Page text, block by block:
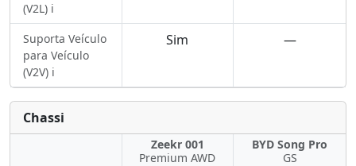
(V2L) ℹ️
Suporta Veículo
para Veículo
(V2V) ℹ️
Sim —
Chassi
Zeekr 001
Premium AWD
BYD Song Pro
GS